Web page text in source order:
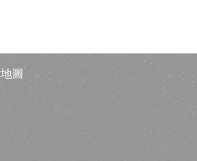
圖